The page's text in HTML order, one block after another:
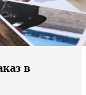
в